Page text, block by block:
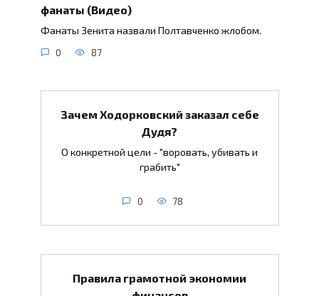
фанаты (Видео)
Фанаты Зенита назвали Полтавченко жлобом.
0 87
Зачем Ходорковский заказал себе
Дудя?
О конкретной цели - "воровать, убивать и
грабить"
0 78
Правила грамотной экономии